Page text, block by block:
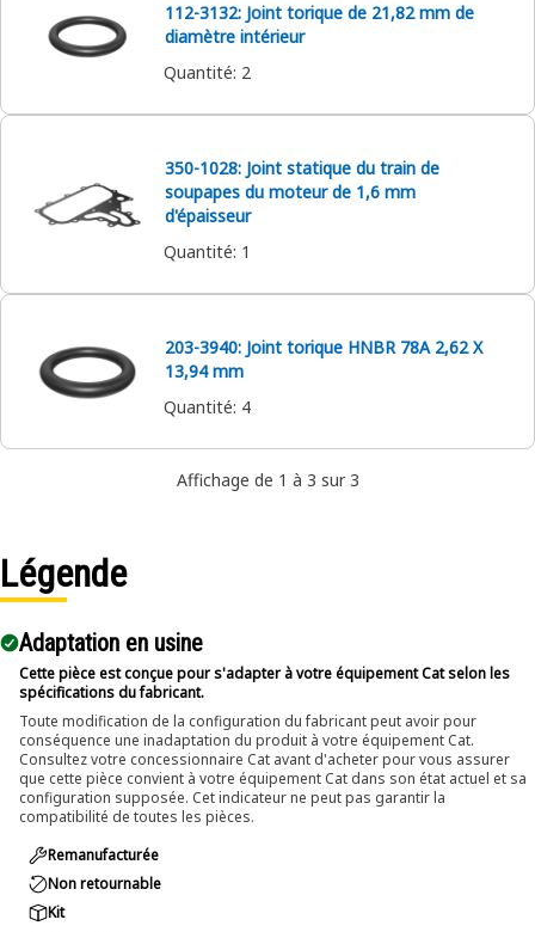
112-3132: Joint torique de 21,82 mm de
diamètre intérieur
Quantité: 2
350-1028: Joint statique du train de
soupapes du moteur de 1,6 mm
d'épaisseur
Quantité: 1
203-3940: Joint torique HNBR 78A 2,62 X
13,94 mm
Quantité: 4
Affichage de 1 à 3 sur 3
Légende
Adaptation en usine
Cette pièce est conçue pour s'adapter à votre équipement Cat selon les
spécifications du fabricant.
Toute modification de la configuration du fabricant peut avoir pour
conséquence une inadaptation du produit à votre équipement Cat.
Consultez votre concessionnaire Cat avant d'acheter pour vous assurer
que cette pièce convient à votre équipement Cat dans son état actuel et sa
configuration supposée. Cet indicateur ne peut pas garantir la
compatibilité de toutes les pièces.
Remanufacturée
Non retournable
Kit